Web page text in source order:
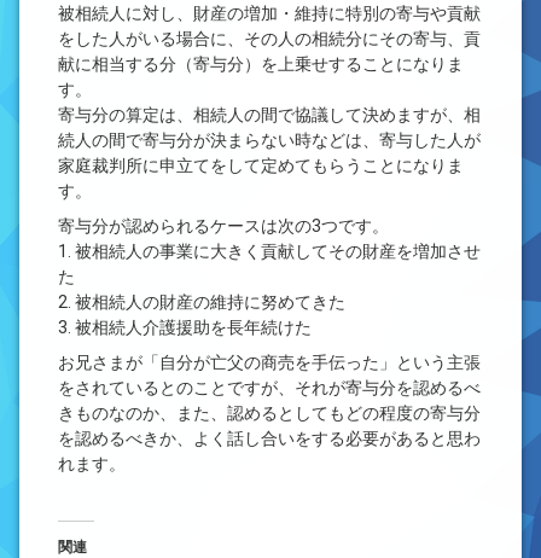
被相続人に対し、財産の増加・維持に特別の寄与や貢献
をした人がいる場合に、その人の相続分にその寄与、貢
献に相当する分（寄与分）を上乗せすることになりま
す。
寄与分の算定は、相続人の間で協議して決めますが、相
続人の間で寄与分が決まらない時などは、寄与した人が
家庭裁判所に申立てをして定めてもらうことになりま
す。
寄与分が認められるケースは次の3つです。
1. 被相続人の事業に大きく貢献してその財産を増加させ
た
2. 被相続人の財産の維持に努めてきた
3. 被相続人介護援助を長年続けた
お兄さまが「自分が亡父の商売を手伝った」という主張
をされているとのことですが、それが寄与分を認めるべ
きものなのか、また、認めるとしてもどの程度の寄与分
を認めるべきか、よく話し合いをする必要があると思わ
れます。
関連